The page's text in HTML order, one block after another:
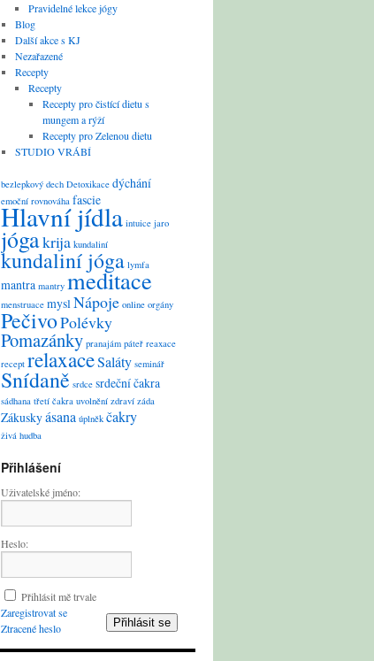
Pravidelné lekce jógy
Blog
Další akce s KJ
Nezařazené
Recepty
Recepty
Recepty pro čistící dietu s
mungem a rýží
Recepty pro Zelenou dietu
STUDIO VRÁBÍ
bezlepkový dech Detoxikace dýchání
emoční rovnováha fascie
Hlavní jídla intuice jaro
jógakrija kundaliní
kundaliní jóga lymfa
mantra mantry meditace
menstruace myslNápoje online orgány
PečivoPolévky
Pomazánky pranajám páteř reaxace
recept relaxaceSaláty seminář
Snídaně srdce srdeční čakra
sádhana třetí čakra uvolnění zdraví záda
Zákuskyásana úplněk čakry
živá hudba
Přihlášení
Uživatelské jméno:
Heslo:
Přihlásit mě trvale
Přihlásit se
Zaregistrovat se
Ztracené heslo